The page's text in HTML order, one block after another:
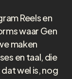
Reels en
waar Gen
maken
en taal, die
wel is, nog